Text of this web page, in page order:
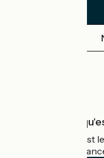
Accueil Vélo
Accueil Vélo c'est
cyclistes en